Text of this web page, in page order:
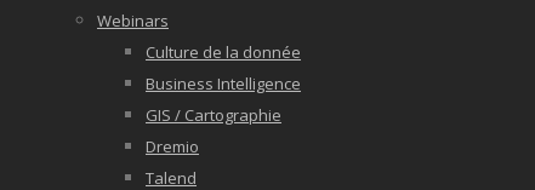
Webinars
Culture de la donnée
Business Intelligence
GIS / Cartographie
Dremio
Talend